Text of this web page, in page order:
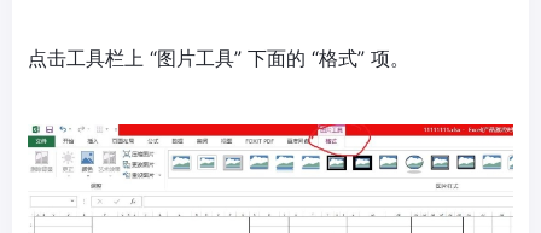
点击工具栏上 “图片工具” 下面的 “格式” 项。